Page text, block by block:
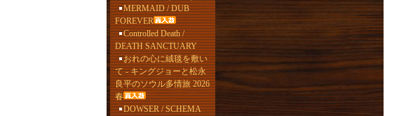
MERMAID / DUB
FOREVER
Controlled Death /
DEATH SANCTUARY
おれの心に絨毯を敷い
て - キングジョーと松永
良平のソウル多情旅 2026
春
DOWSER / SCHEMA